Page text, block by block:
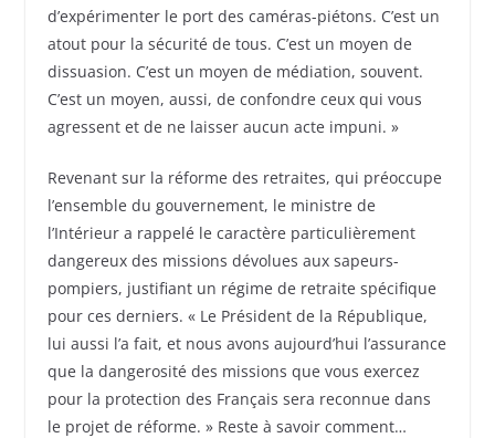
d’expérimenter le port des caméras-piétons. C’est un
atout pour la sécurité de tous. C’est un moyen de
dissuasion. C’est un moyen de médiation, souvent.
C’est un moyen, aussi, de confondre ceux qui vous
agressent et de ne laisser aucun acte impuni. »
Revenant sur la réforme des retraites, qui préoccupe
l’ensemble du gouvernement, le ministre de
l’Intérieur a rappelé le caractère particulièrement
dangereux des missions dévolues aux sapeurs-
pompiers, justifiant un régime de retraite spécifique
pour ces derniers. « Le Président de la République,
lui aussi l’a fait, et nous avons aujourd’hui l’assurance
que la dangerosité des missions que vous exercez
pour la protection des Français sera reconnue dans
le projet de réforme. » Reste à savoir comment…